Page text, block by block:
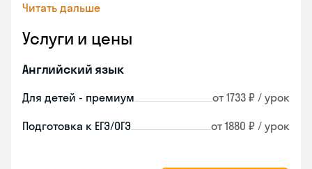
Читать дальше
Услуги и цены
Английский язык
Для детей - премиум от 1733 ₽ / урок
Подготовка к ЕГЭ/ОГЭ от 1880 ₽ / урок